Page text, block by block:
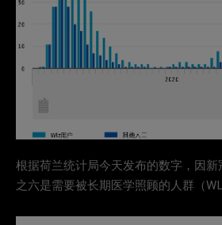
根据荷兰统计局今天发布的数字，因
之六是需要被长期医学照顾的人群（